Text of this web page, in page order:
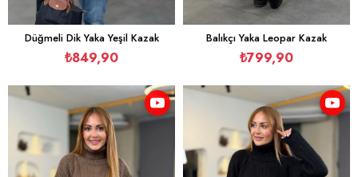
Düğmeli Dik Yaka Yeşil Kazak
₺849,90
Balıkçı Yaka Leopar Kazak
₺799,90